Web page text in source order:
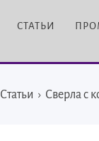
СТАТЬИ
Статьи › Сверла с